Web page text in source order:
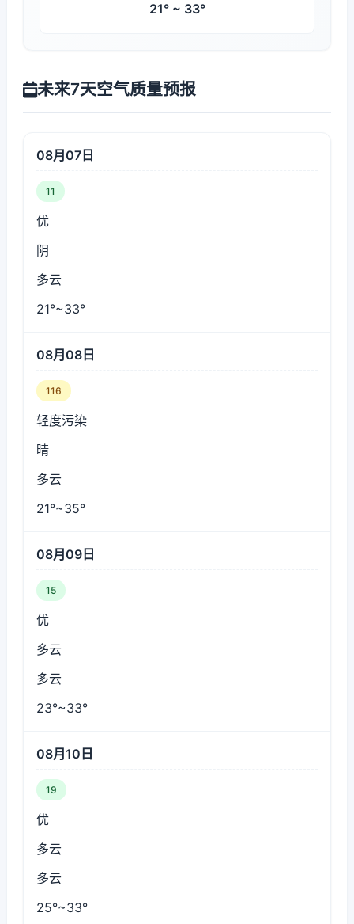
21° ~ 33°
未来7天空气质量预报
08月07日
11
优
阴
多云
21°~33°
08月08日
116
轻度污染
晴
多云
21°~35°
08月09日
15
优
多云
多云
23°~33°
08月10日
19
优
多云
多云
25°~33°